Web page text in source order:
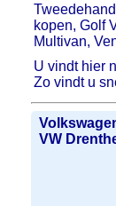
kopen, Golf
Multivan,
U vindt hier
Zo vindt u
VW